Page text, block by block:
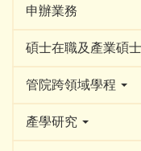
申辦業務
碩士在職及產業碩
管院跨領域學程
產學研究